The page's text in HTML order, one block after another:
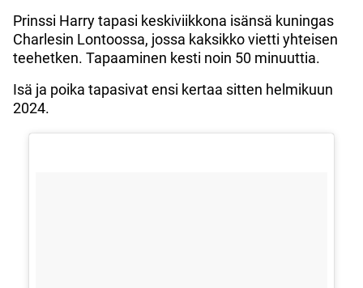
Prinssi Harry tapasi keskiviikkona isänsä kuningas
Charlesin Lontoossa, jossa kaksikko vietti yhteisen
teehetken. Tapaaminen kesti noin 50 minuuttia.
Isä ja poika tapasivat ensi kertaa sitten helmikuun
2024.